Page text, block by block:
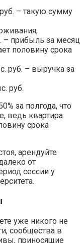
– такую сумму
– прибыль за месяц
половину срока
руб. – выручка за
руб.
за полгода, что
ведь квартира
срока
арендуйте
от
сессии у
уже никого не
сообщества в
приносящие